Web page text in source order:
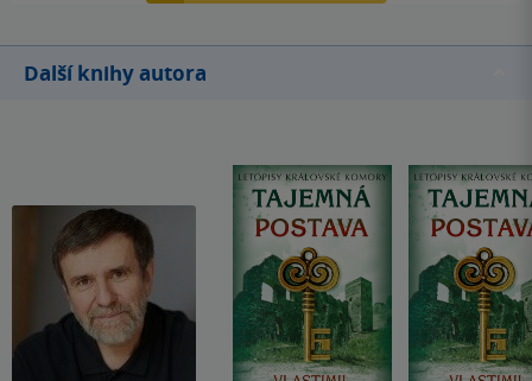
Další knihy autora